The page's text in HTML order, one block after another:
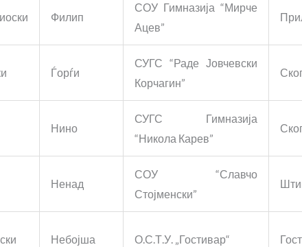
Филип
СОУ Гимназија “Мирче
Ацев”
Ѓорѓи
СУГС “Раде Јовчевски
Корчагин”
Нино
СУГС Гимназија
“Никола Карев”
Ненад
СОУ “Славчо
Стојменски”
Небојша О.С.Т.У. „Гостивар“